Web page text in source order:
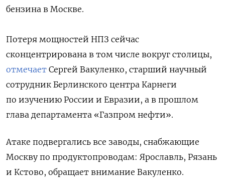
бензина в Москве.
Потеря мощностей НПЗ сейчас
сконцентрирована в том числе вокруг столицы,
отмечает Сергей Вакуленко, старший научный
сотрудник Берлинского центра Карнеги
по изучению России и Евразии, а в прошлом
глава департамента «Газпром нефти».
Атаке подвергались все заводы, снабжающие
Москву по продуктопроводам: Ярославль, Рязань
и Кстово, обращает внимание Вакуленко.